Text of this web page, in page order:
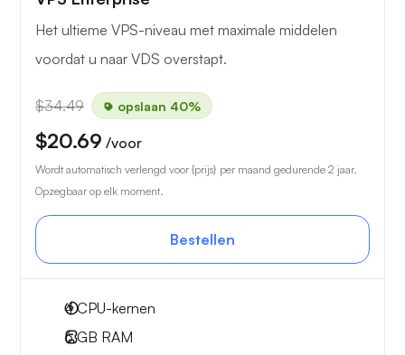
Het ultieme VPS-niveau met maximale middelen
voordat u naar VDS overstapt.
$34.49 opslaan 40%
$20.69 /voor
Wordt automatisch verlengd voor {prijs} per maand gedurende 2 jaar.
Opzegbaar op elk moment.
Bestellen
4CPU-kernen
6 GB RAM